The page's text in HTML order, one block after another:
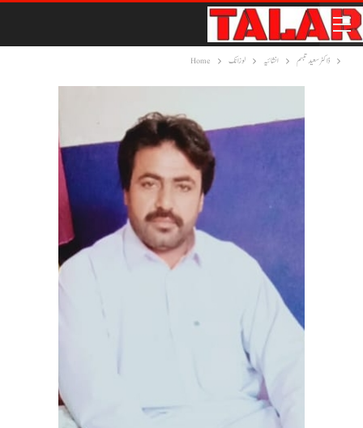
Home لوزانک انشائیہ ڈاکٹر سعید تبسم